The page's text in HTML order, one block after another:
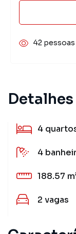
4
4
188.57
2 vagas
42